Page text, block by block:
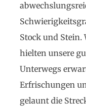
Stock und Stein.
hielten unsere
Unterwegs
Erfrischungen
gelaunt die